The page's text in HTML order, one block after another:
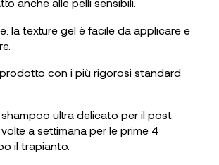
la texture gel è facile da applicare e
con i più rigorosi standard
ultra delicato per il post
a settimana per le prime 4
il trapianto.